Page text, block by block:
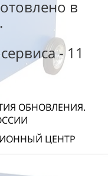
в
- 11
ОБНОВЛЕНИЯ.
ЦЕНТР